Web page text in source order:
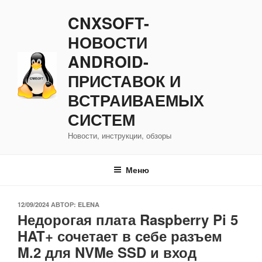
CNXSOFT-
НОВОСТИ
ANDROID-
ПРИСТАВОК И
ВСТРАИВАЕМЫХ
СИСТЕМ
Новости, инструкции, обзоры
Меню
ОПУБЛИКОВАНО
12/09/2024 АВТОР: ELENA
Недорогая плата Raspberry Pi 5
HAT+ сочетает в себе разъем
M.2 для NVMe SSD и вход